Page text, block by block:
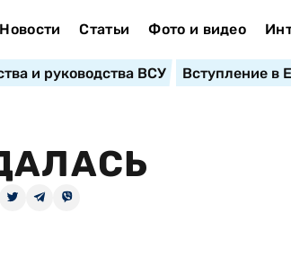
Новости Статьи Фото и видео
и руководства ВСУ Вступление в